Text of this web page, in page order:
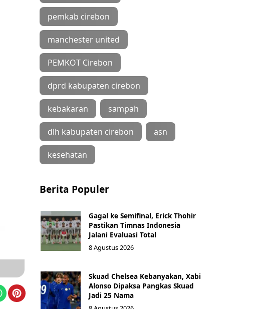
pemkab cirebon
manchester united
PEMKOT Cirebon
dprd kabupaten cirebon
kebakaran sampah
dlh kabupaten cirebon asn
kesehatan
Berita Populer
Gagal ke Semifinal, Erick Thohir
Pastikan Timnas Indonesia
Jalani Evaluasi Total
8 Agustus 2026
Skuad Chelsea Kebanyakan, Xabi
Alonso Dipaksa Pangkas Skuad
Jadi 25 Nama